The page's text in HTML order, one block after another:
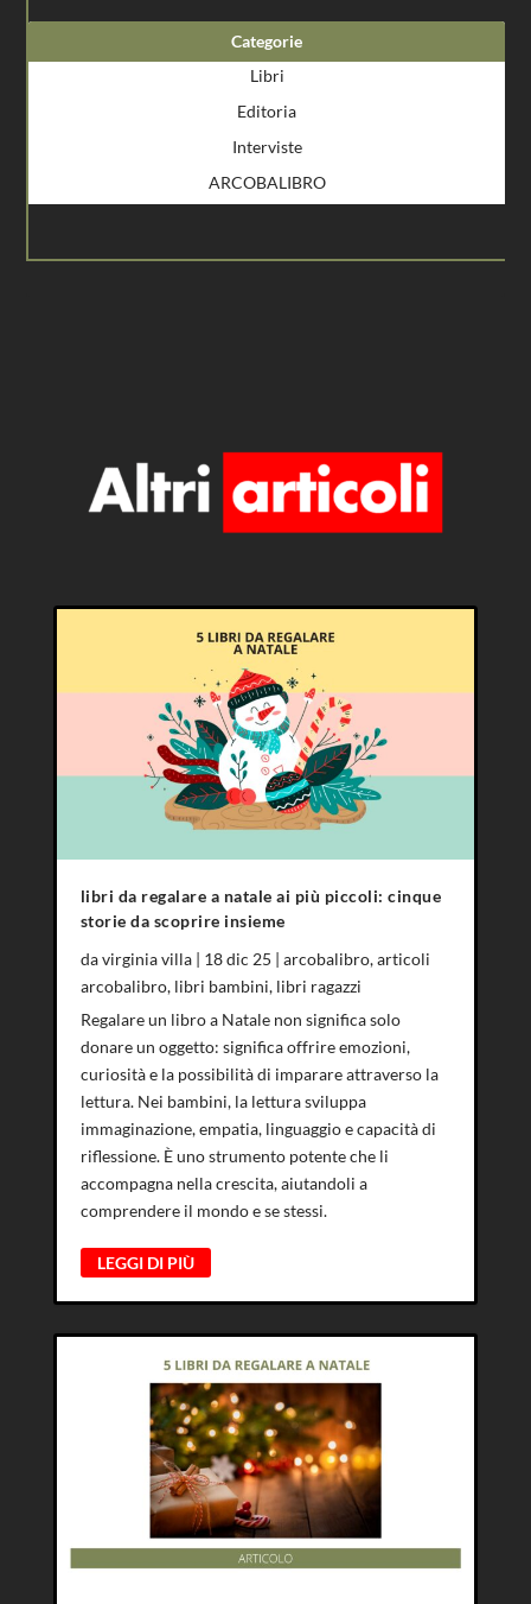
Categorie
Libri
Editoria
Interviste
ARCOBALIBRO
libri da regalare a natale ai più piccoli: cinque
storie da scoprire insieme
davirginia villa| 18 dic 25 | arcobalibro,articoli
arcobalibro, libri bambini, libri ragazzi
Regalare un libro a Natale non significa solo
donare un oggetto: significa offrire emozioni,
curiosità e la possibilità di imparare attraverso la
lettura. Nei bambini, la lettura sviluppa
immaginazione, empatia, linguaggio e capacità di
riflessione. È uno strumento potente che li
accompagna nella crescita, aiutandoli a
comprendere il mondo e se stessi.
LEGGI DI PIÙ